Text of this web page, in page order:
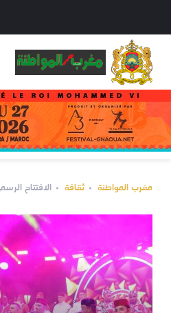
مغرب المواطنة ثقافة الافتتاح الرسمي بالرباط